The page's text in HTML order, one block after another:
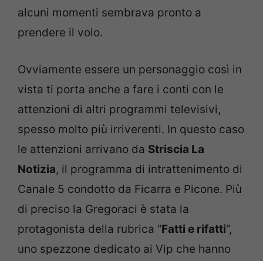
alcuni momenti sembrava pronto a
prendere il volo.
Ovviamente essere un personaggio così in
vista ti porta anche a fare i conti con le
attenzioni di altri programmi televisivi,
spesso molto più irriverenti. In questo caso
le attenzioni arrivano da Striscia La
Notizia, il programma di intrattenimento di
Canale 5 condotto da Ficarra e Picone. Più
di preciso la Gregoraci è stata la
protagonista della rubrica “Fatti e rifatti“,
uno spezzone dedicato ai Vip che hanno